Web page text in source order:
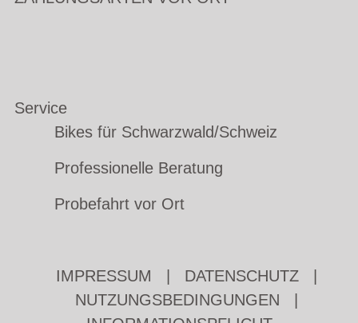
Service
Bikes für Schwarzwald/Schweiz
Professionelle Beratung
Probefahrt vor Ort
IMPRESSUM DATENSCHUTZ
NUTZUNGSBEDINGUNGEN